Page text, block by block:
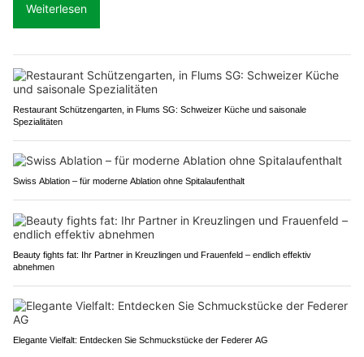
Weiterlesen
Restaurant Schützengarten, in Flums SG: Schweizer Küche und saisonale
Spezialitäten
Swiss Ablation – für moderne Ablation ohne Spitalaufenthalt
Beauty fights fat: Ihr Partner in Kreuzlingen und Frauenfeld – endlich effektiv
abnehmen
Elegante Vielfalt: Entdecken Sie Schmuckstücke der Federer AG